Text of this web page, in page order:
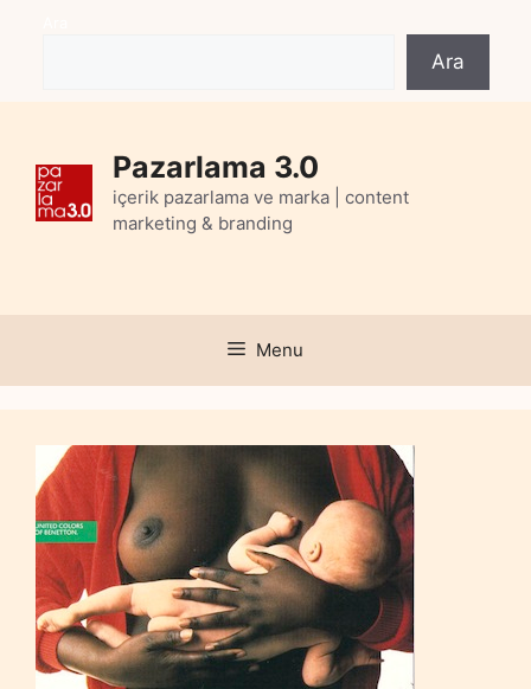
Ara
Pazarlama 3.0
içerik pazarlama ve marka | content
marketing & branding
Menu